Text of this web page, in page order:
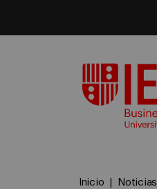
Inicio Noticias